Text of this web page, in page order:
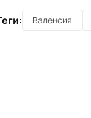
Валенсия